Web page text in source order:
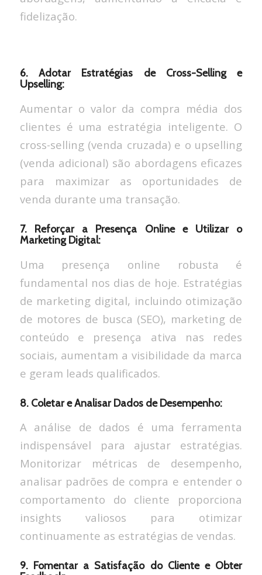
fidelização.
6. Adotar Estratégias de Cross-Selling e
Upselling:
Aumentar o valor da compra média dos
clientes é uma estratégia inteligente. O
cross-selling (venda cruzada) e o upselling
(venda adicional) são abordagens eficazes
para maximizar as oportunidades de
venda durante uma transação.
7. Reforçar a Presença Online e Utilizar o
Marketing Digital:
Uma presença online robusta é
fundamental nos dias de hoje. Estratégias
de marketing digital, incluindo otimização
de motores de busca (SEO), marketing de
conteúdo e presença ativa nas redes
sociais, aumentam a visibilidade da marca
e geram leads qualificados.
8. Coletar e Analisar Dados de Desempenho:
A análise de dados é uma ferramenta
indispensável para ajustar estratégias.
Monitorizar métricas de desempenho,
analisar padrões de compra e entender o
comportamento do cliente proporciona
insights valiosos para otimizar
continuamente as estratégias de vendas.
9. Fomentar a Satisfação do Cliente e Obter